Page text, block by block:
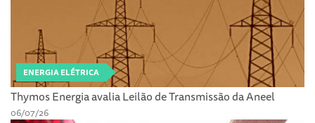
ENERGIA ELÉTRICA
Thymos Energia avalia Leilão de Transmissão da Aneel
06/07/26